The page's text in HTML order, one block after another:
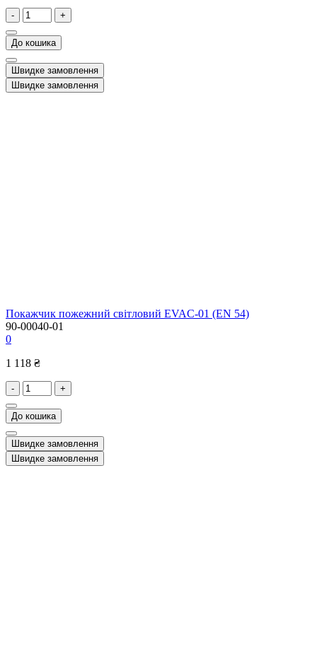
- +
До кошика
Швидке замовлення
Швидке замовлення
Покажчик пожежний світловий EVAC-01 (EN 54)
90-00040-01
0
1 118 ₴
- +
До кошика
Швидке замовлення
Швидке замовлення